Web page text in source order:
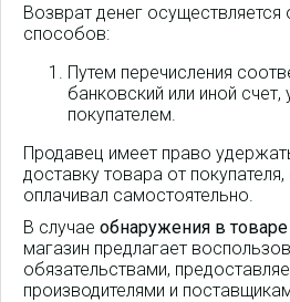
Возврат денег
способов:
Путем перечисления
банковский или иной счет,
покупателем.
Продавец имеет право
доставку товара от
оплачивал самостоятельно.
В случае обнаружения в товаре
магазин предлагает
обязательствами,
производителями и